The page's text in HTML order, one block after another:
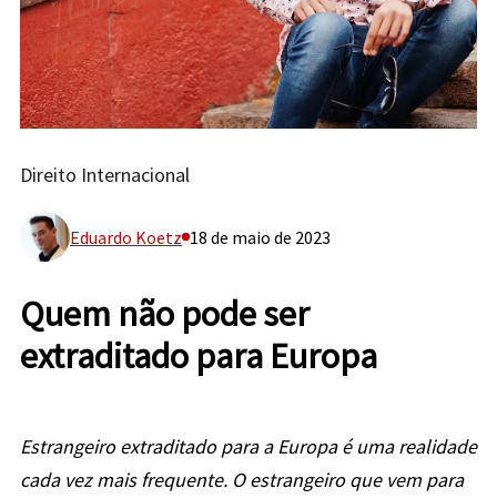
Direito Internacional
Eduardo Koetz 18 de maio de 2023
Quem não pode ser
extraditado para Europa
Estrangeiro extraditado para a Europa é uma realidade
cada vez mais frequente. O estrangeiro que vem para